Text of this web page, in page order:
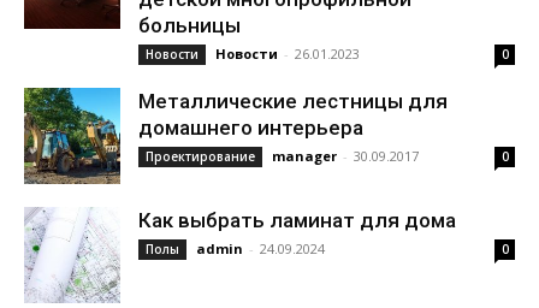
больницы
Новости Новости - 26.01.2023 0
Металлические лестницы для
домашнего интерьера
Проектирование manager - 30.09.2017 0
Как выбрать ламинат для дома
Полы admin - 24.09.2024 0